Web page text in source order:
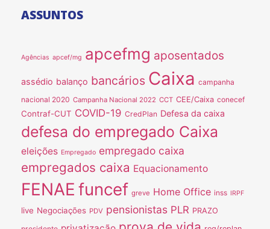
ASSUNTOS
Agências apcef/mg apcefmg aposentados
assédio balanço bancários Caixa campanha
nacional 2020 Campanha Nacional 2022 CCT CEE/Caixa conecef
Contraf-CUT COVID-19 CredPlan Defesa da caixa
defesa do empregado Caixa
eleições Empregado empregado caixa
empregados caixa Equacionamento
FENAE funcef greve Home Office inss IRPF
live Negociações PDV pensionistas PLR PRAZO